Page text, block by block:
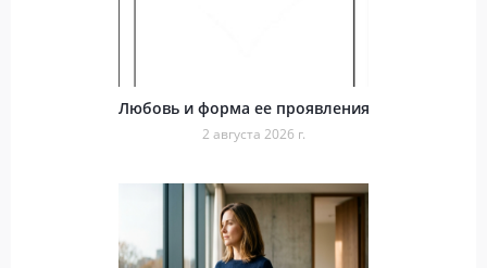
Любовь и форма ее проявления
2 августа 2026 г.